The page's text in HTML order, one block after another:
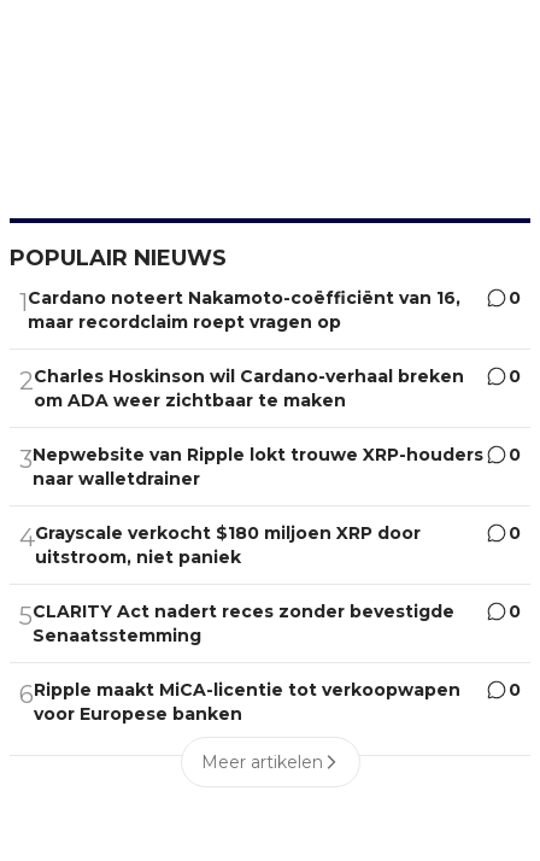
POPULAIR NIEUWS
1Cardano noteert Nakamoto-coëfficiënt van 16,
maar recordclaim roept vragen op
0
2Charles Hoskinson wil Cardano-verhaal breken
om ADA weer zichtbaar te maken
0
3Nepwebsite van Ripple lokt trouwe XRP-houders
naar walletdrainer
0
4Grayscale verkocht $180 miljoen XRP door
uitstroom, niet paniek
0
5CLARITY Act nadert reces zonder bevestigde
Senaatsstemming
0
6Ripple maakt MiCA-licentie tot verkoopwapen
voor Europese banken
0
Meer artikelen